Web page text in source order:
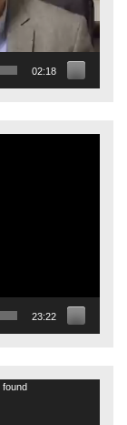
02:18
23:22
found